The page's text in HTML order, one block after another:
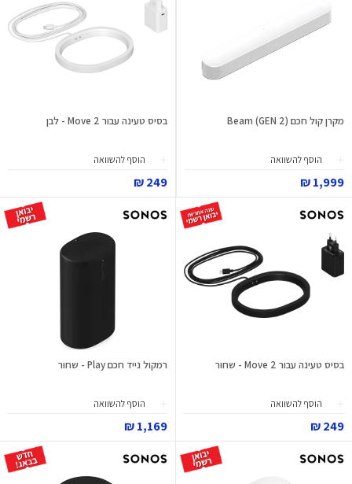
מקרן קול חכם Beam (GEN 2)
הוסף להשוואה
1,999 ₪
בסיס טעינה עבור Move 2 - לבן
הוסף להשוואה
249 ₪
בסיס טעינה עבור Move 2 - שחור
הוסף להשוואה
249 ₪
רמקול נייד חכם Play - שחור
הוסף להשוואה
1,169 ₪